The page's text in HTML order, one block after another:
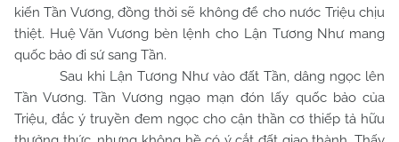
kiến Tần Vương, đồng thời sẽ không để cho nước Triệu chịu
thiệt. Huệ Văn Vương bèn lệnh cho Lận Tương Như mang
quốc bảo đi sứ sang Tần.
Sau khi Lận Tương Như vào đất Tần, dâng ngọc lên
Tần Vương. Tần Vương ngạo mạn đón lấy quốc bảo của
Triệu, đắc ý truyền đem ngọc cho cận thần cơ thiếp tả hữu